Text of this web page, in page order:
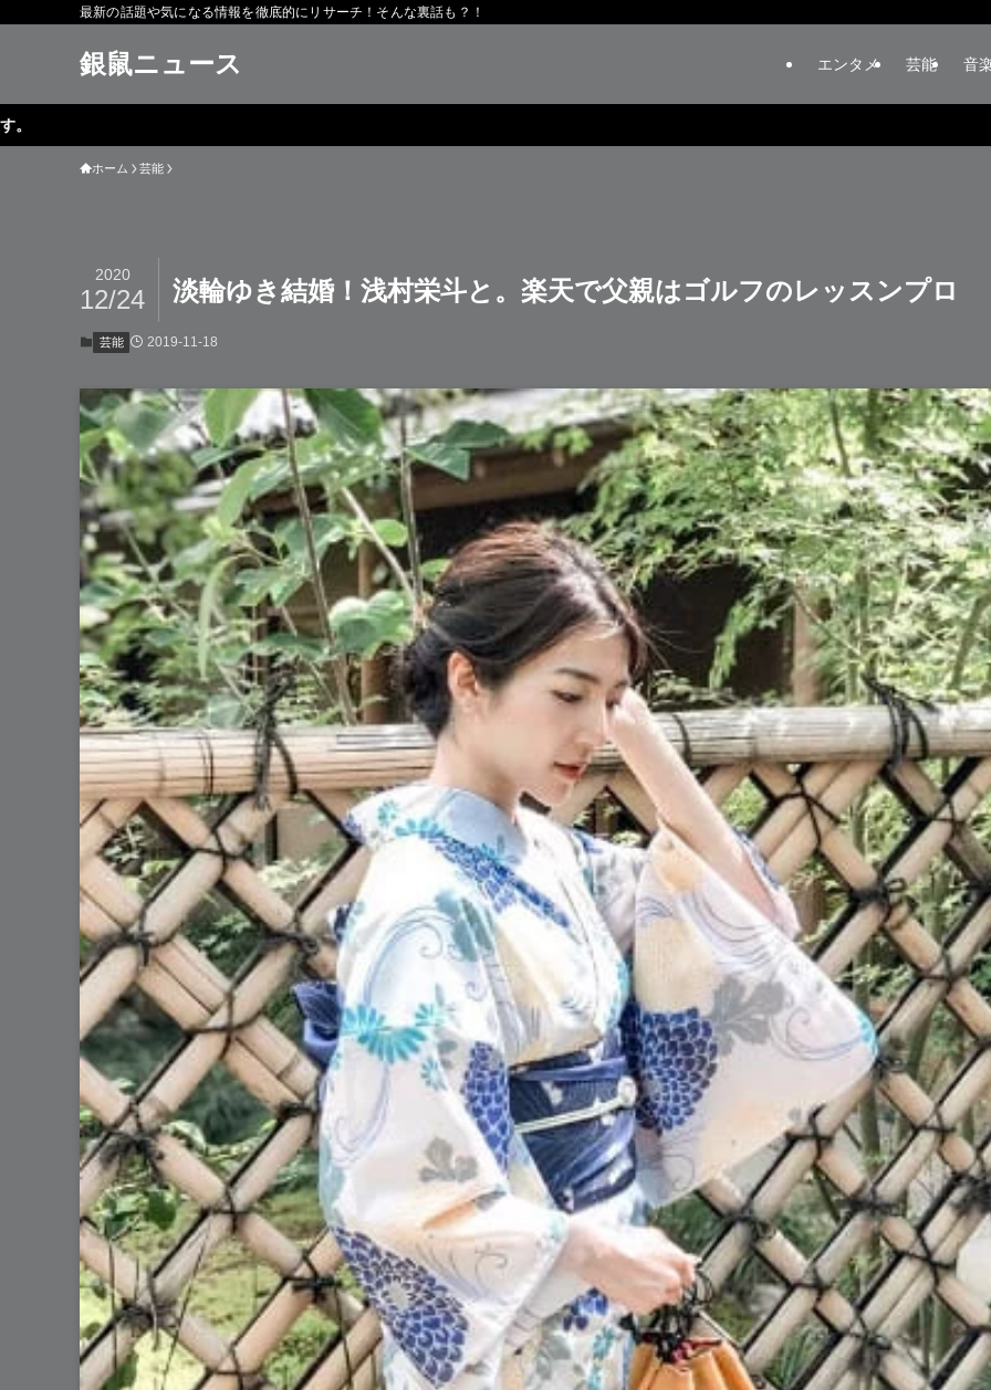
最新の話題や気になる情報を徹底的にリサーチ！そんな裏話も？！
銀鼠ニュース エンタメ 芸能 音
ホーム 芸能
淡輪ゆき結婚！浅村栄斗と。楽天で父親はゴルフのレッスンプロ
2020
12/24
芸能 2019-11-18